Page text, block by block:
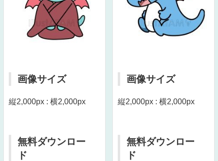
画像サイズ
縦2,000px : 横2,000px
無料ダウンロー
ド
画像サイズ
縦2,000px : 横2,000px
無料ダウンロー
ド